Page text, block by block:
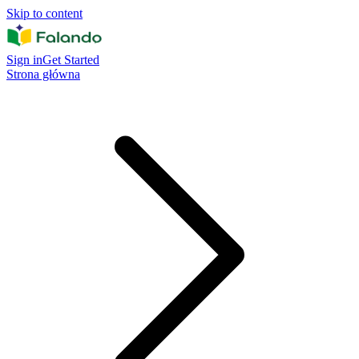
Skip to content
Sign inGet Started
Strona główna